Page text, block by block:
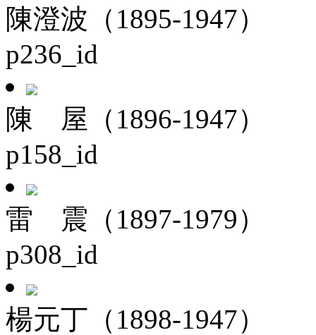
陳澄波（1895-1947）
p236_id
陳 屋（1896-1947）
p158_id
雷 震（1897-1979）
p308_id
楊元丁（1898-1947）